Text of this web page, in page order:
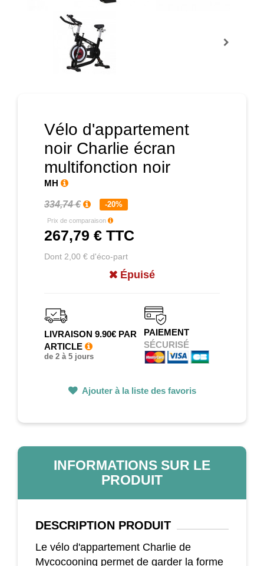
Vélo d'appartement
noir Charlie écran
multifonction noir
MH
334,74 € -20%
Prix de comparaison
267,79 € TTC
Dont 2,00 € d'éco-part
Épuisé
LIVRAISON 9.90€ PAR
ARTICLE
de 2 à 5 jours
PAIEMENT
SÉCURISÉ
Ajouter à la liste des favoris
INFORMATIONS SUR LE
PRODUIT
DESCRIPTION PRODUIT
Le vélo d'appartement Charlie de
Mycocooning permet de garder la forme